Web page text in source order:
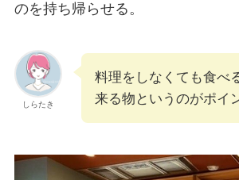
のを持ち帰らせる。
しらたき
料理をしなくても食べ
来る物というのがポイ